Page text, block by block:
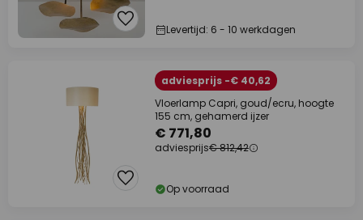
Levertijd: 6 - 10 werkdagen
adviesprijs -€ 40,62
Vloerlamp Capri, goud/ecru, hoogte
155 cm, gehamerd ijzer
€ 771,80
adviesprijs€ 812,42
Op voorraad